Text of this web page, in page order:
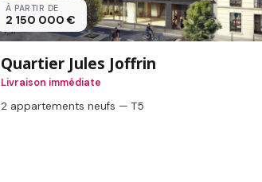
À PARTIR DE
2 150 000 €
Quartier Jules Joffrin
Livraison immédiate
2 appartements neufs — T5